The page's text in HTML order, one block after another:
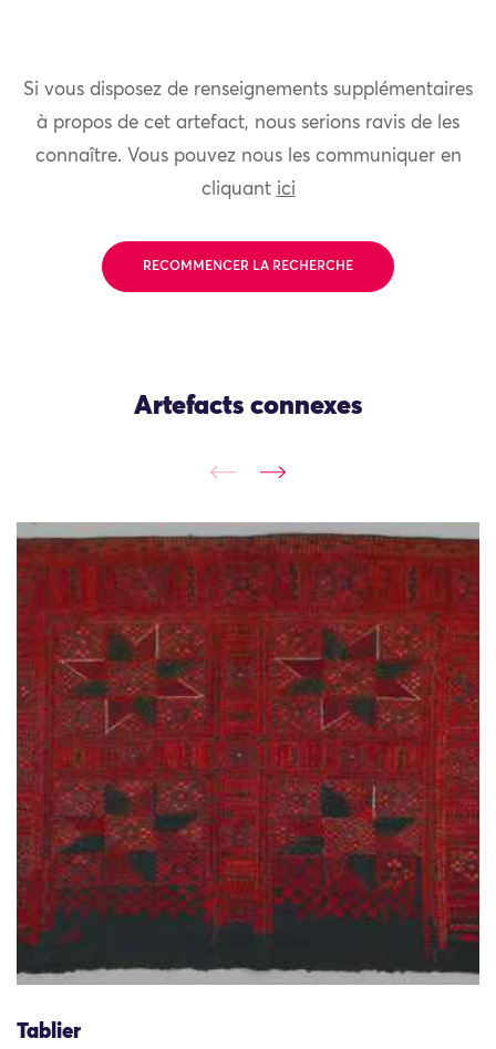
Si vous disposez de renseignements supplémentaires
à propos de cet artefact, nous serions ravis de les
connaître. Vous pouvez nous les communiquer en
cliquant ici
RECOMMENCER LA RECHERCHE
Artefacts connexes
Tablier